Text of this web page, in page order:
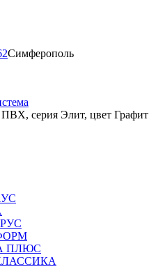
Симферополь
серия Элит, цвет Графит
ПЛЮС